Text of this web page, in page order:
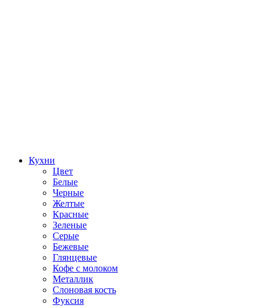
Кухни
Цвет
Белые
Черные
Желтые
Красные
Зеленые
Серые
Бежевые
Глянцевые
Кофе с молоком
Металлик
Слоновая кость
Фуксия